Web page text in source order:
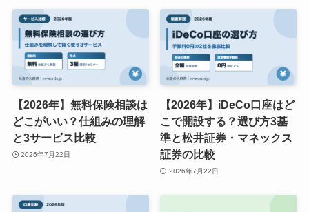
【2026年】無料保険相談は
どこがいい？仕組みの理解
と3サービス比較
2026年7月22日
【2026年】iDeCo口座はど
こで開設する？選び方3基
準と松井証券・マネックス
証券の比較
2026年7月22日